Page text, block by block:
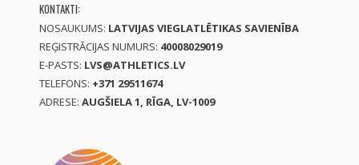
KONTAKTI:
NOSAUKUMS: LATVIJAS VIEGLATLĒTIKAS SAVIENĪBA
REĢISTRĀCIJAS NUMURS: 40008029019
E-PASTS: LVS@ATHLETICS.LV
TELEFONS: +371 29511674
ADRESE: AUGŠIELA 1, RĪGA, LV-1009